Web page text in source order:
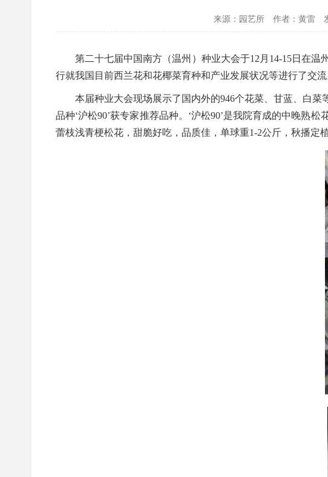
来源：园艺所 作者：黄雷
第二十七届中国南方（温州）种业大会于12月14-15日在
行就我国目前西兰花和花椰菜育种和产业发展状况等进行了交流
本届种业大会现场展示了国内外的946个花菜、甘蓝、白菜
品种‘沪松90’获专家推荐品种。‘沪松90’是我院育成的中晚熟松
蕾枝浅青梗松花，甜脆好吃，品质佳，单球重1-2公斤，秋播定